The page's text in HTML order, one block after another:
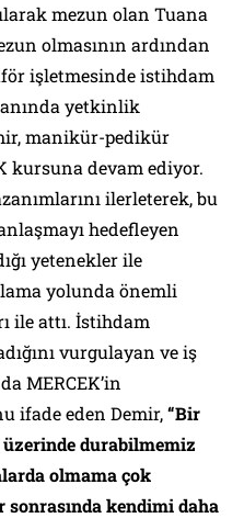
mezun olan Tuana
olmasının ardından
işletmesinde istihdam
yetkinlik
manikür-pedikür
kursuna devam ediyor.
ilerleterek, bu
hedefleyen
yetenekler ile
yolunda önemli
ile attı. İstihdam
vurgulayan ve iş
MERCEK’in
ifade eden Demir,“Bir
üzerinde durabilmemiz
olmama çok
sonrasında kendimi daha